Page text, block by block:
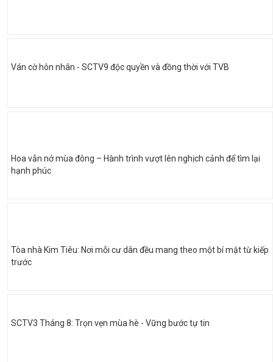
Ván cờ hôn nhân - SCTV9 độc quyền và đồng thời với TVB
Hoa vẫn nở mùa đông – Hành trình vượt lên nghịch cảnh để tìm lại
hạnh phúc
Tòa nhà Kim Tiêu: Nơi mỗi cư dân đều mang theo một bí mật từ kiếp
trước
SCTV3 Tháng 8: Trọn vẹn mùa hè - Vững bước tự tin